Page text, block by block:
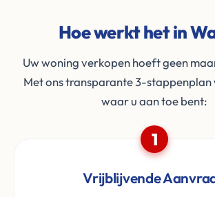
Hoe werkt het in
Uw woning verkopen hoeft geen
Met ons transparante 3-stappenplan
waar u aan toe bent:
1
Vrijblijvende